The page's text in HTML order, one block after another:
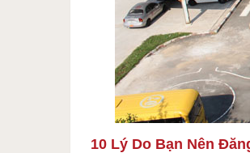
10 Lý Do Bạn Nên